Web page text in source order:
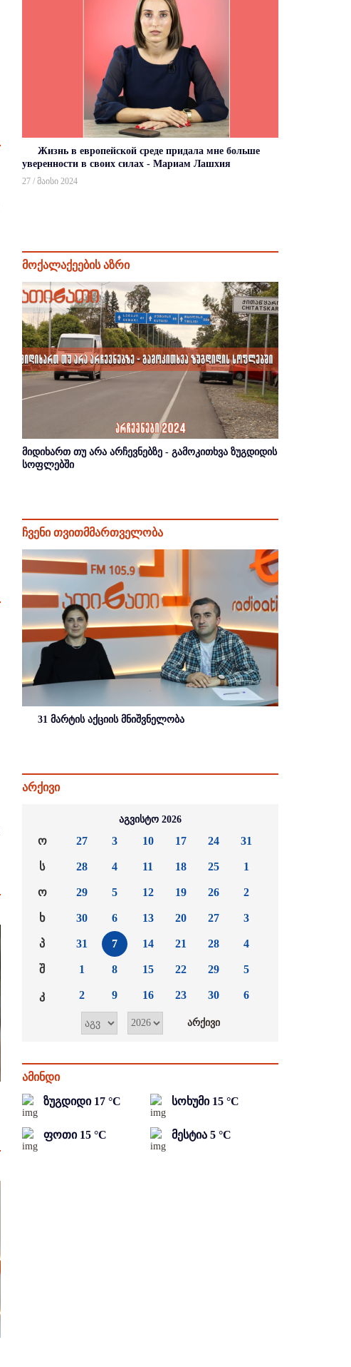
Жизнь в европейской среде придала мне больше
уверенности в своих силах - Мариам Лашхия
27 / მაისი 2024
მოქალაქეების აზრი
მიდიხართ თუ არა არჩევნებზე - გამოკითხვა ზუგდიდის
სოფლებში
ჩვენი თვითმმართველობა
31 მარტის აქციის მნიშვნელობა
არქივი
აგვისტო 2026
ო
ს
ო
ხ
პ
შ
კ
27
28
29
30
31
1
2
3
4
5
6
7
8
9
10
11
12
13
14
15
16
17
18
19
20
21
22
23
24
25
26
27
28
29
30
31
1
2
3
4
5
6
ამინდი
ზუგდიდი 17 °C სოხუმი 15 °C
ფოთი 15 °C მესტია 5 °C